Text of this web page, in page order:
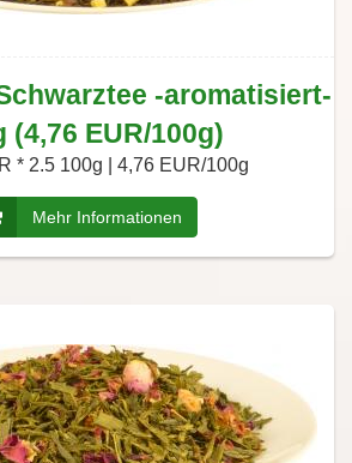
-aromatisiert-
(4,76 EUR/100g)
* 2.5 100g | 4,76 EUR/100g
Mehr Informationen